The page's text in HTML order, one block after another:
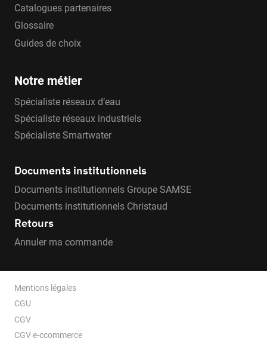
Catalogues partenaires
Glossaire
Guides de choix
Notre métier
Spécialiste réseaux d’eau
Spécialiste réseaux industriels
Spécialiste Smartwater
Documents institutionnels
Documents institutionnels Groupe SAMSE
Documents institutionnels Christaud
Retours
Annuler ma commande
Mentions légales
CGU
CGV
CGV e-ccommerce